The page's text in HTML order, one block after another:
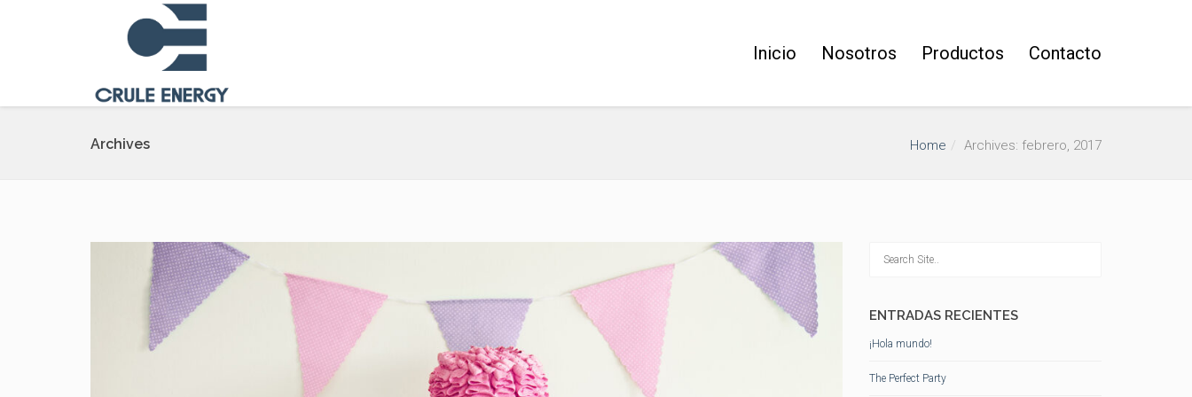
Inicio Nosotros Productos Contacto
Archives Home Archives: febrero, 2017
ENTRADAS RECIENTES
¡Hola mundo!
The Perfect Party